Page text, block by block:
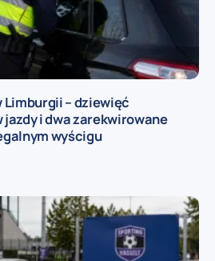
Limburgii – dziewięć
i dwa zarekwirowane
wyścigu